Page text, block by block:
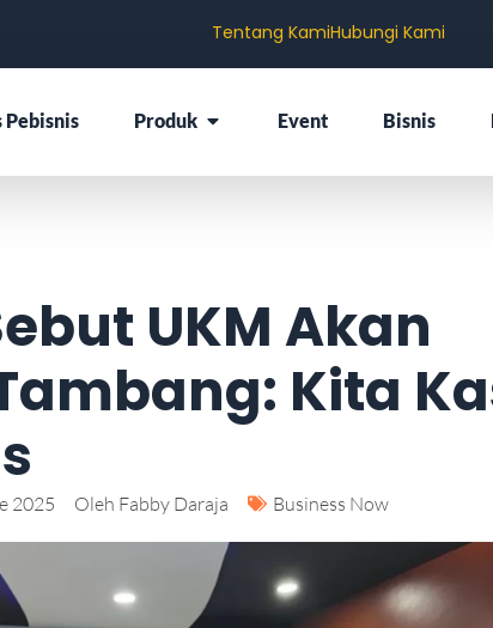
Tentang KamiHubungi Kami
Pebisnis Produk Event Bisnis
UKM Akan
Kita
2025 Oleh Fabby Daraja Business Now